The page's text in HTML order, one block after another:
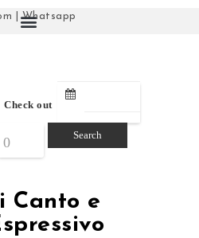
|Whatsapp
Check out
Canto e